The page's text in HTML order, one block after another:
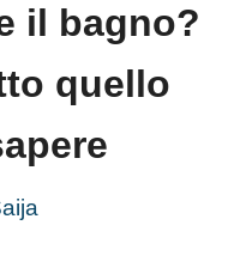
il bagno?
quello